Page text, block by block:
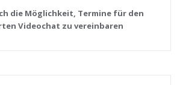
die Möglichkeit, Termine für den
Videochat zu vereinbaren